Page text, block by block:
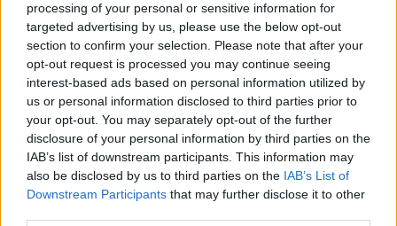
processing of your personal or sensitive information for
targeted advertising by us, please use the below opt-out
section to confirm your selection. Please note that after your
opt-out request is processed you may continue seeing
interest-based ads based on personal information utilized by
us or personal information disclosed to third parties prior to
your opt-out. You may separately opt-out of the further
disclosure of your personal information by third parties on the
IAB’s list of downstream participants. This information may
also be disclosed by us to third parties on the IAB’s List of
Downstream Participants that may further disclose it to other
certames populares de Portugal. Com origens medievais
e realizada anualmente na “Cidade Neve”, a feira conjuga
tradição, atividade económica, comércio, gastronomia,
animação cultural e divulgação empresarial,
constituindo um dos principais momentos de promoção
do município e da Beira Interior.
Para António Carlos, o crescimento alcançado ao longo
dos últimos anos representa o cumprimento dos
objetivos que traçou quando iniciou o seu percurso no
setor imobiliário. O empresário considera que o
CONTINUAR A LER
ATUALIDADE
Rio de Janeiro: Governo do Estado
propõe parceria com a FUNCEX para
“reforçar inteligência sobre